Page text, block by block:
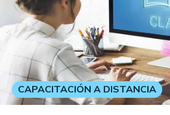
CAPACITACIÓN A DISTANCIA